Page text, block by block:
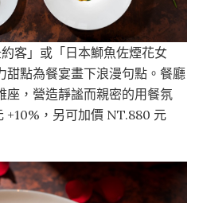
客」或「日本鰤魚佐煙花女
甜點為餐宴畫下浪漫句點。餐廳
座，營造靜謐而親密的用餐氛
+10%，另可加價 NT.880 元